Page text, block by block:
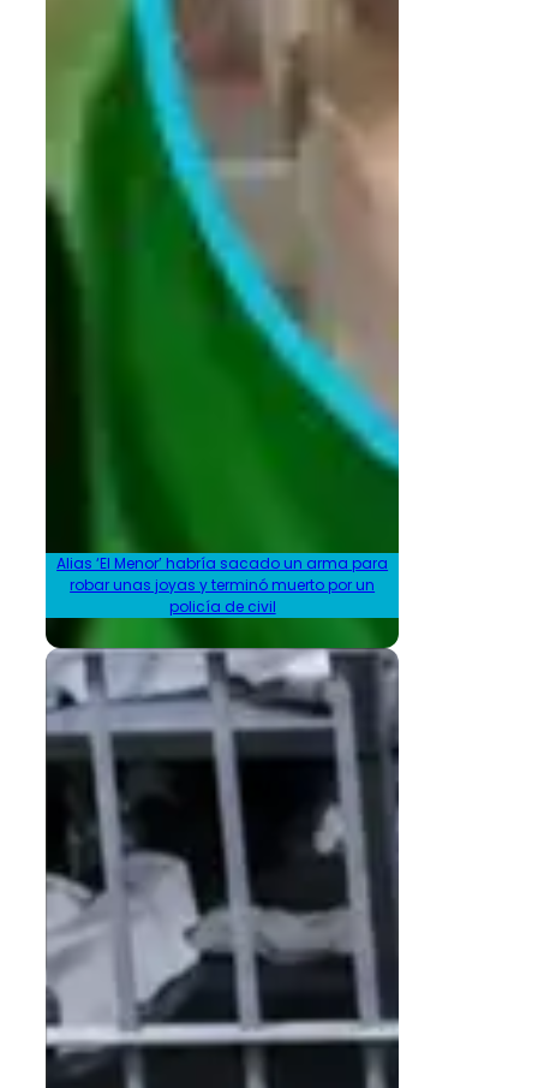
Alias ‘El Menor’ habría sacado un arma para
robar unas joyas y terminó muerto por un
policía de civil